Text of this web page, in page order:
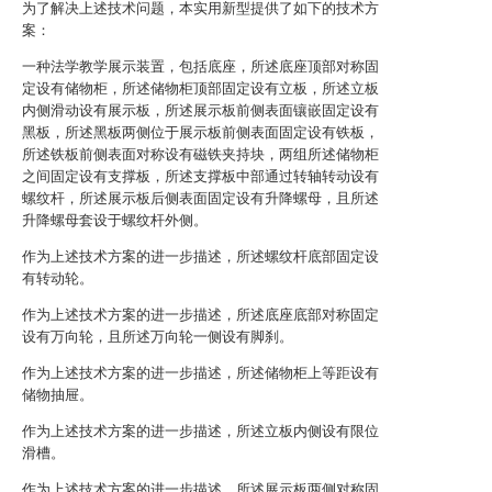
为了解决上述技术问题，本实用新型提供了如下的技术方
案：
一种法学教学展示装置，包括底座，所述底座顶部对称固
定设有储物柜，所述储物柜顶部固定设有立板，所述立板
内侧滑动设有展示板，所述展示板前侧表面镶嵌固定设有
黑板，所述黑板两侧位于展示板前侧表面固定设有铁板，
所述铁板前侧表面对称设有磁铁夹持块，两组所述储物柜
之间固定设有支撑板，所述支撑板中部通过转轴转动设有
螺纹杆，所述展示板后侧表面固定设有升降螺母，且所述
升降螺母套设于螺纹杆外侧。
作为上述技术方案的进一步描述，所述螺纹杆底部固定设
有转动轮。
作为上述技术方案的进一步描述，所述底座底部对称固定
设有万向轮，且所述万向轮一侧设有脚刹。
作为上述技术方案的进一步描述，所述储物柜上等距设有
储物抽屉。
作为上述技术方案的进一步描述，所述立板内侧设有限位
滑槽。